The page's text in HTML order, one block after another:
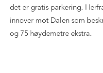
det er gratis parkering.
innover mot Dalen som
og 75 høydemetre ekstra.